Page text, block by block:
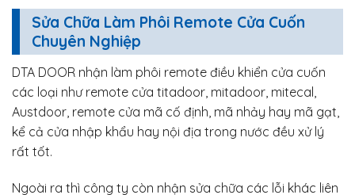
Sửa Chữa Làm Phôi Remote Cửa Cuốn
Chuyên Nghiệp
DTA DOOR nhận làm phôi remote điều khiển cửa cuốn
các loại như remote cửa titadoor, mitadoor, mitecal,
Austdoor, remote cửa mã cố định, mã nhảy hay mã gạt,
kể cả cửa nhập khẩu hay nội địa trong nước đều xử lý
rất tốt.
Ngoài ra thì công ty còn nhận sửa chữa các lỗi khác liên